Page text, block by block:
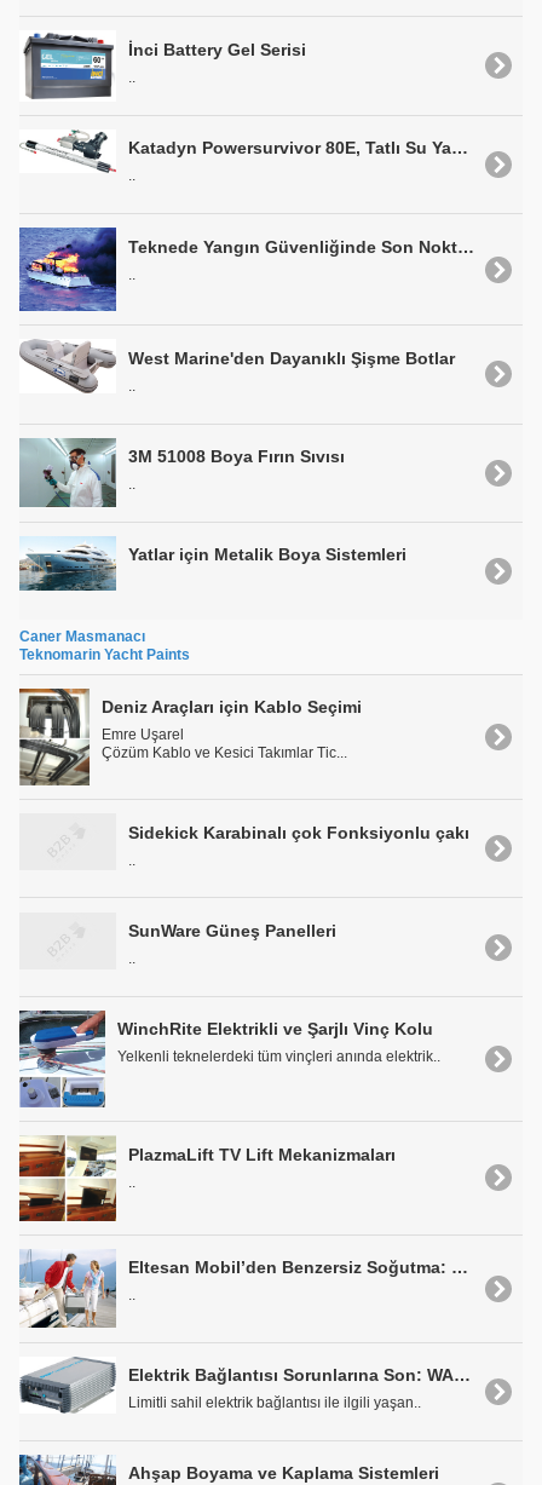
İnci Battery Gel Serisi
..
Katadyn Powersurvivor 80E, Tatlı Su Yapıcı
..
Teknede Yangın Güvenliğinde Son Nokta: Fire-0
West Marine'den Dayanıklı Şişme Botlar
..
3M 51008 Boya Fırın Sıvısı
..
Yatlar için Metalik Boya Sistemleri
Caner Masmanacı
Teknomarin Yacht Paints
Deniz Araçları için Kablo Seçimi
Emre Uşarel
Çözüm Kablo ve Kesici Takımlar Tic...
Sidekick Karabinalı çok Fonksiyonlu çakı
SunWare Güneş Panelleri
..
WinchRite Elektrikli ve Şarjlı Vinç Kolu
Yelkenli teknelerdeki tüm vinçleri anında elektrik..
PlazmaLift TV Lift Mekanizmaları
..
Eltesan Mobil’den Benzersiz Soğutma: WAECO Kompresörlü CF-Serisi
..
Elektrik Bağlantısı Sorunlarına Son: WAECO CombiPower
Limitli sahil elektrik bağlantısı ile ilgili yaşan..
Ahşap Boyama ve Kaplama Sistemleri